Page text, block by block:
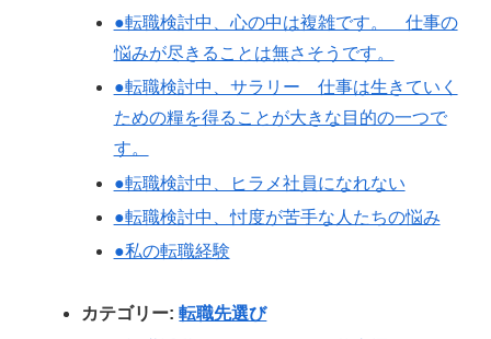
●転職検討中、心の中は複雑です。 仕事の
悩みが尽きることは無さそうです。
●転職検討中、サラリー 仕事は生きていく
ための糧を得ることが大きな目的の一つで
す。
●転職検討中、ヒラメ社員になれない
●転職検討中、忖度が苦手な人たちの悩み
●私の転職経験
カテゴリー:転職先選び